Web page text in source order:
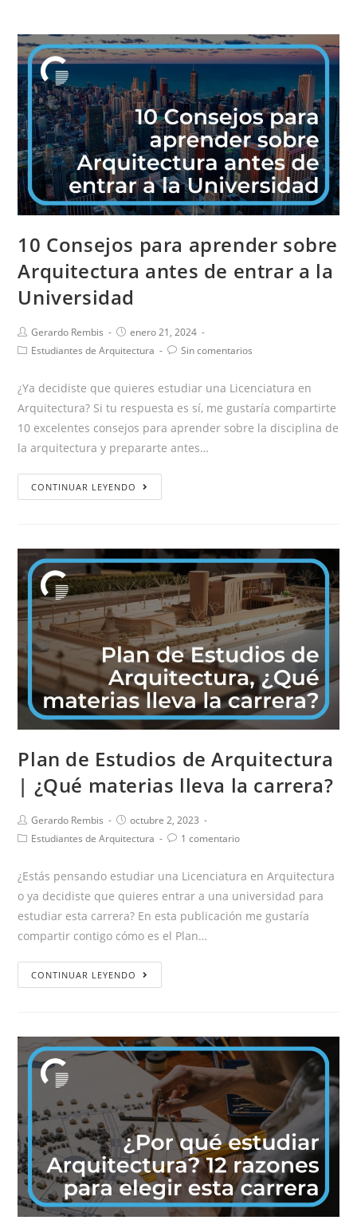
10 Consejos para aprender sobre
Arquitectura antes de entrar a la
Universidad
Gerardo Rembis
enero 21, 2024
Estudiantes de Arquitectura
Sin comentarios
¿Ya decidiste que quieres estudiar una Licenciatura en
Arquitectura? Si tu respuesta es sí, me gustaría compartirte
10 excelentes consejos para aprender sobre la disciplina de
la arquitectura y prepararte antes…
CONTINUAR LEYENDO
Plan de Estudios de Arquitectura
| ¿Qué materias lleva la carrera?
Gerardo Rembis
octubre 2, 2023
Estudiantes de Arquitectura
1 comentario
¿Estás pensando estudiar una Licenciatura en Arquitectura
o ya decidiste que quieres entrar a una universidad para
estudiar esta carrera? En esta publicación me gustaría
compartir contigo cómo es el Plan…
CONTINUAR LEYENDO